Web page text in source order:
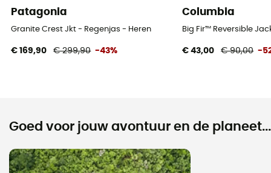
Patagonia
Granite Crest Jkt - Regenjas - Heren
€ 169,90 € 299,90 -43%
Columbia
Big Fir™ Reversible
€ 43,00 € 90,00 -
Goed voor jouw avontuur en de planeet...